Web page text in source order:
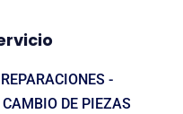
-
CAMBIO DE PIEZAS